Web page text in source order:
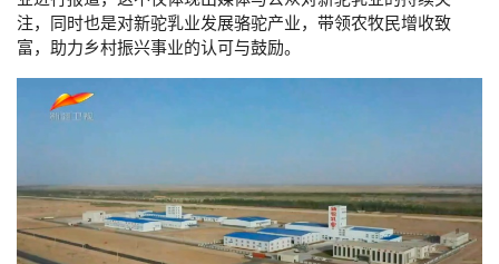
注，同时也是对新驼乳业发展骆驼产业，带领农牧民增收致
富，助力乡村振兴事业的认可与鼓励。